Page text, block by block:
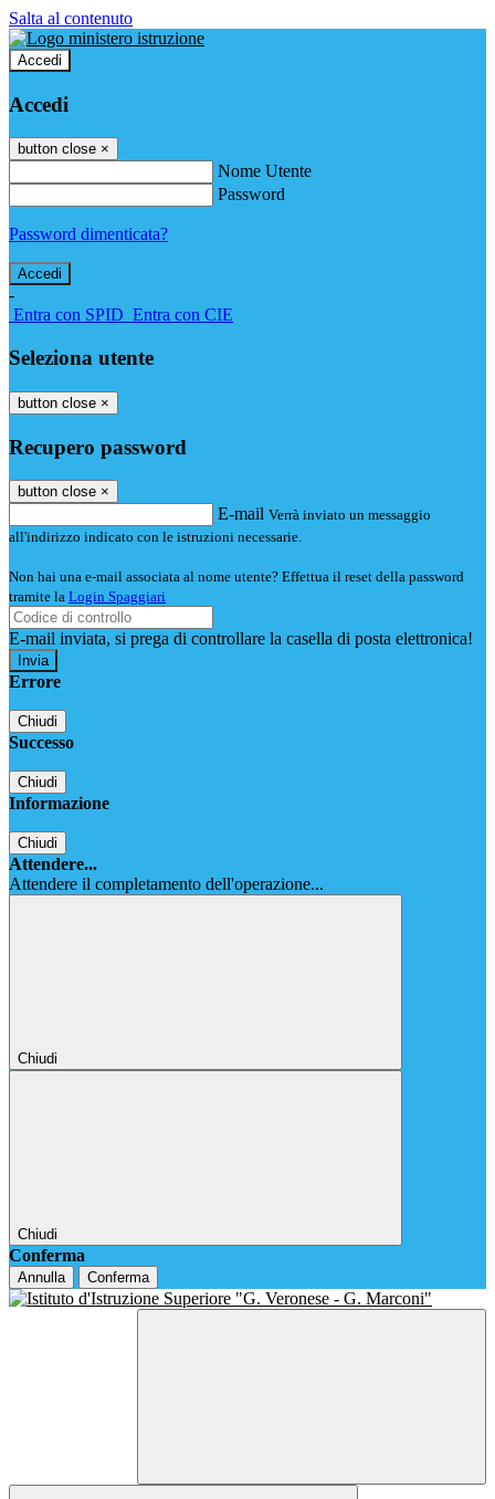
Salta al contenuto
Accedi
Accedi
button close ×
Nome Utente
Password
Password dimenticata?
-
Entra con SPID Entra con CIE
Seleziona utente
button close ×
Recupero password
button close ×
E-mail Verrà inviato un messaggio
all'indirizzo indicato con le istruzioni necessarie.
Non hai una e-mail associata al nome utente? Effettua il reset della password
tramite la Login Spaggiari
E-mail inviata, si prega di controllare la casella di posta elettronica!
Errore
Chiudi
Successo
Chiudi
Informazione
Chiudi
Attendere...
Attendere il completamento dell'operazione...
Chiudi
Chiudi
Conferma
Annulla Conferma